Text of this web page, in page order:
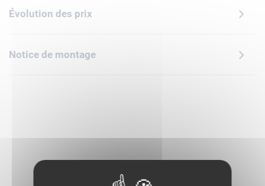
comme arme. Le Hulkbuster est entièrement articulé pour
plus de mobilité. Grâce au support solide orné d'une plaque
ou détacher les minifigurines pour imaginer leurs propres
aventures de super-héros. Les enfants construisent en
Évolution des prix
Notice de montage